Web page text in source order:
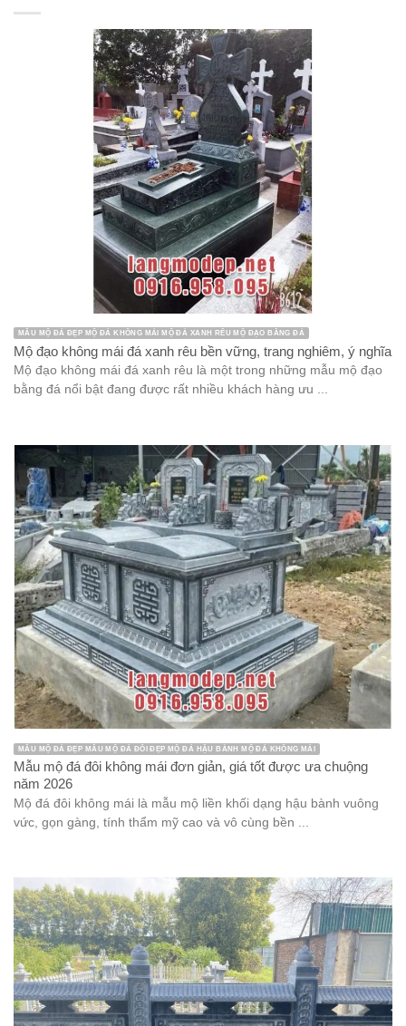
MẪU MỘ ĐÁ ĐẸP MỘ ĐÁ KHÔNG MÁI MỘ ĐÁ XANH RÊU MỘ ĐẠO BẰNG ĐÁ
Mộ đạo không mái đá xanh rêu bền vững, trang nghiêm, ý nghĩa
Mộ đạo không mái đá xanh rêu là một trong những mẫu mộ đạo
bằng đá nổi bật đang được rất nhiều khách hàng ưu ...
MẪU MỘ ĐÁ ĐẸP MẪU MỘ ĐÁ ĐÔI ĐẸP MỘ ĐÁ HẬU BÀNH MỘ ĐÁ KHÔNG MÁI
Mẫu mộ đá đôi không mái đơn giản, giá tốt được ưa chuộng
năm 2026
Mộ đá đôi không mái là mẫu mộ liền khối dạng hậu bành vuông
vức, gọn gàng, tính thẩm mỹ cao và vô cùng bền ...